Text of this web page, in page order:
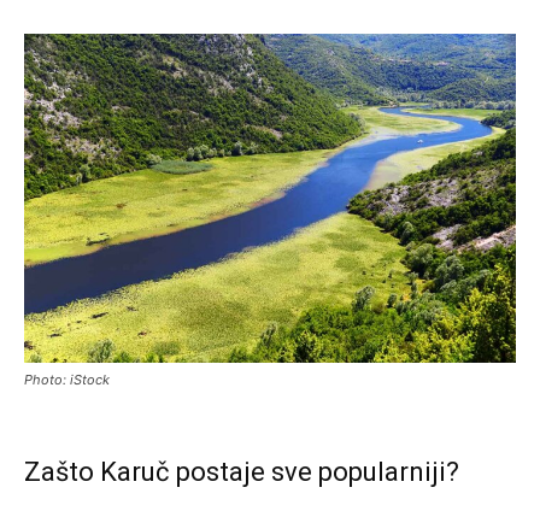
Photo: iStock
Zašto Karuč postaje sve popularniji?